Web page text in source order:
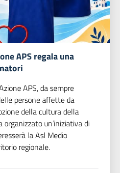
APS regala una
APS, da sempre
persone affette da
della cultura della
un’iniziativa di
la Asl Medio
regionale.